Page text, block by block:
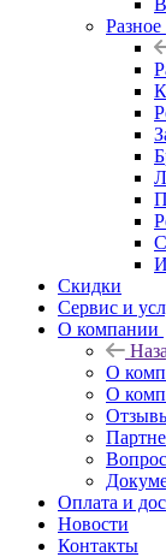
Разное
Скидки
Сервис и
О компании
О
О
Оплата и
Новости
Контакты